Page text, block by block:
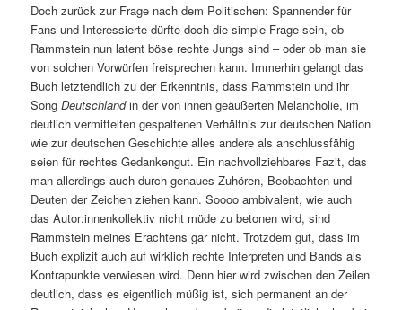
Doch zurück zur Frage nach dem Politischen: Spannender für
Fans und Interessierte dürfte doch die simple Frage sein, ob
Rammstein nun latent böse rechte Jungs sind – oder ob man sie
von solchen Vorwürfen freisprechen kann. Immerhin gelangt das
Buch letztendlich zu der Erkenntnis, dass Rammstein und ihr
SongDeutschlandin der von ihnen geäußerten Melancholie, im
deutlich vermittelten gespaltenen Verhältnis zur deutschen Nation
wie zur deutschen Geschichte alles andere als anschlussfähig
seien für rechtes Gedankengut. Ein nachvollziehbares Fazit, das
man allerdings auch durch genaues Zuhören, Beobachten und
Deuten der Zeichen ziehen kann. Soooo ambivalent, wie auch
das Autor:innenkollektiv nicht müde zu betonen wird, sind
Rammstein meines Erachtens gar nicht. Trotzdem gut, dass im
Buch explizit auch auf wirklich rechte Interpreten und Bands als
Kontrapunkte verwiesen wird. Denn hier wird zwischen den Zeilen
deutlich, dass es eigentlich müßig ist, sich permanent an der